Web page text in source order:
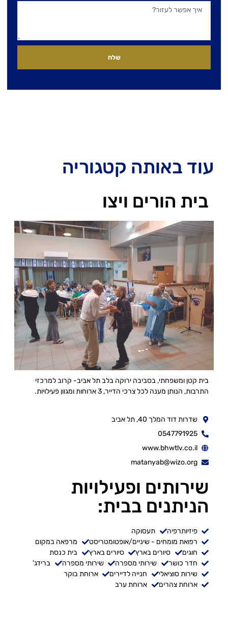
שלח
עוד באותה קטגוריה
בית הורים ויצו
בית קטן ומשפחתי, בסביבה ירוקה בלב תל אביב- קרוב למרכזי
התרבות, הנותן מענה לכל צרכי הדייר, 3 ארוחות ומגוון פעילויות.
שדרות דוד המלך 40, תל אביב
0547791925
www.bhwtlv.co.il
matanyab@wizo.org
שירותים ופעילויות
הניתנים בבית:
פיזיותרפיה
תעסוקה
רפואת מומחים - שיניים/אופטומטריסט
מרפאה במקום
חוגים
סיורים בארץ סיורים בארץ
בית כנסת
חדר כושר
שירותי מספרה שירותי מספרה
ברידג'
שירות סוציאלי
חנייה לדיירים
ארוחת בוקר
ארוחת צהרים
ארוחת ערב